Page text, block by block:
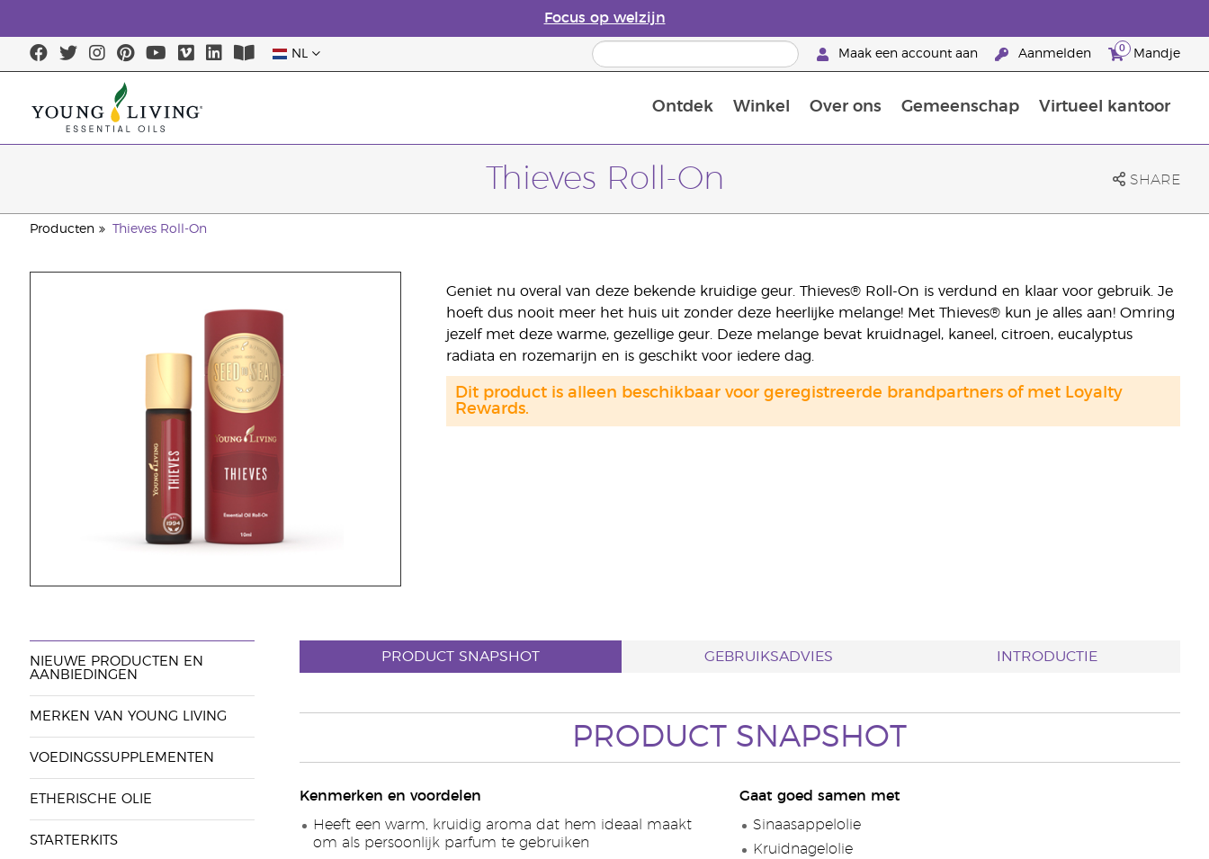
Focus op welzijn
NL Maak een account aan Aanmelden 0 Mandje
Ontdek Winkel Over ons Gemeenschap Virtueel kantoor
Thieves Roll-On SHARE
Producten Thieves Roll-On
Geniet nu overal van deze bekende kruidige geur. Thieves® Roll-On is verdund en klaar voor gebruik. Je
hoeft dus nooit meer het huis uit zonder deze heerlijke melange! Met Thieves® kun je alles aan! Omring
jezelf met deze warme, gezellige geur. Deze melange bevat kruidnagel, kaneel, citroen, eucalyptus
radiata en rozemarijn en is geschikt voor iedere dag.
Dit product is alleen beschikbaar voor geregistreerde brandpartners of met Loyalty
Rewards.
NIEUWE PRODUCTEN EN
AANBIEDINGEN
MERKEN VAN YOUNG LIVING
VOEDINGSSUPPLEMENTEN
ETHERISCHE OLIE
STARTERKITS
PRODUCT SNAPSHOT GEBRUIKSADVIES INTRODUCTIE
PRODUCT SNAPSHOT
Kenmerken en voordelen
Heeft een warm, kruidig aroma dat hem ideaal maakt
om als persoonlijk parfum te gebruiken
Gaat goed samen met
Sinaasappelolie
Kruidnagelolie